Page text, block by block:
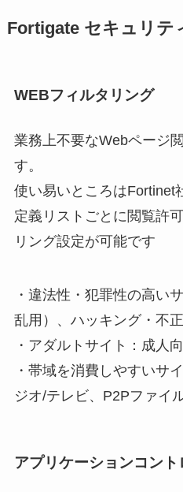
Fortigate セキュリテ
WEBフィルタリング
業務上不要なWebページ
す。
使い易いところはFortinet
定義リストごとに閲覧許
リング設定が可能です
・違法性・犯罪性の高い
乱用）、ハッキング・不
・アダルトサイト：成人
・帯域を消費しやすいサ
ジオ/テレビ、P2Pファイ
アプリケーションコント